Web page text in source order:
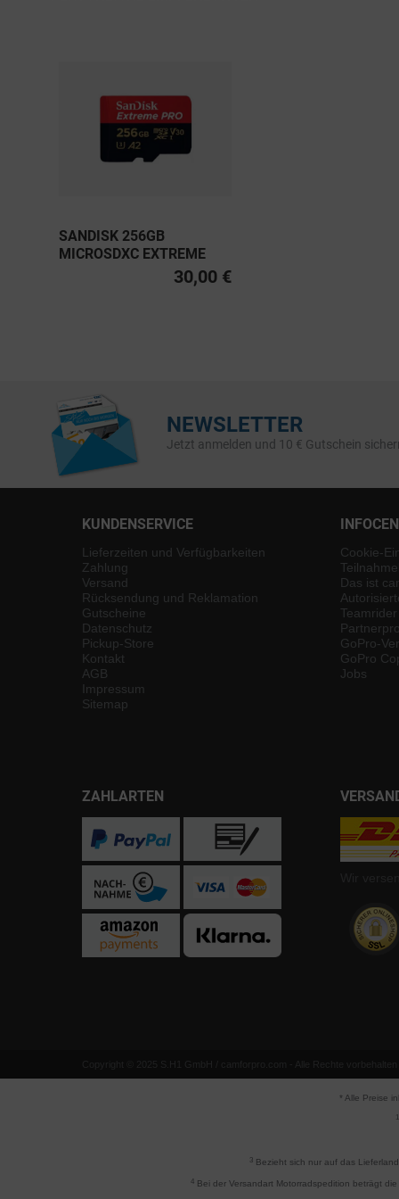
SANDISK 256GB
MICROSDXC EXTREME
PRO UHS-I U3, CLASS 10
30,00 €
NEWSLETTER
Jetzt anmelden und 10 € Gutschein
KUNDENSERVICE
Lieferzeiten und Verfügbarkeiten
Zahlung
Versand
Rücksendung und Reklamation
Gutscheine
Datenschutz
Pickup-Store
Kontakt
AGB
Impressum
Sitemap
Cookie-
Das ist
Teamrider
GoPro-
GoPro
Jobs
ZAHLARTEN
Copyright © 2025 S.H1 GmbH / camforpro.com - Alle Rechte vorbehalten
* Alle Preise
3 Bezieht sich nur auf das
4Bei der Versandart Motorradspedition beträgt